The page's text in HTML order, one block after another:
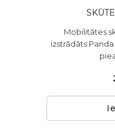
Mobilitātes
izstrādāts